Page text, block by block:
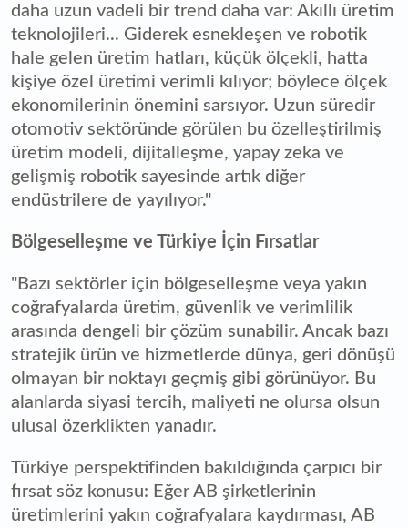
daha uzun vadeli bir trend daha var: Akıllı üretim
teknolojileri... Giderek esnekleşen ve robotik
hale gelen üretim hatları, küçük ölçekli, hatta
kişiye özel üretimi verimli kılıyor; böylece ölçek
ekonomilerinin önemini sarsıyor. Uzun süredir
otomotiv sektöründe görülen bu özelleştirilmiş
üretim modeli, dijitalleşme, yapay zeka ve
gelişmiş robotik sayesinde artık diğer
endüstrilere de yayılıyor."
Bölgeselleşme ve Türkiye İçin Fırsatlar
"Bazı sektörler için bölgeselleşme veya yakın
coğrafyalarda üretim, güvenlik ve verimlilik
arasında dengeli bir çözüm sunabilir. Ancak bazı
stratejik ürün ve hizmetlerde dünya, geri dönüşü
olmayan bir noktayı geçmiş gibi görünüyor. Bu
alanlarda siyasi tercih, maliyeti ne olursa olsun
ulusal özerklikten yanadır.
Türkiye perspektifinden bakıldığında çarpıcı bir
fırsat söz konusu: Eğer AB şirketlerinin
üretimlerini yakın coğrafyalara kaydırması, AB